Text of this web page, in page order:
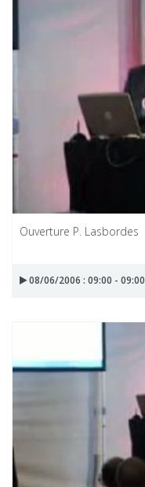
Ouverture P. Lasbordes
08/06/2006 : 09:00 - 09:00